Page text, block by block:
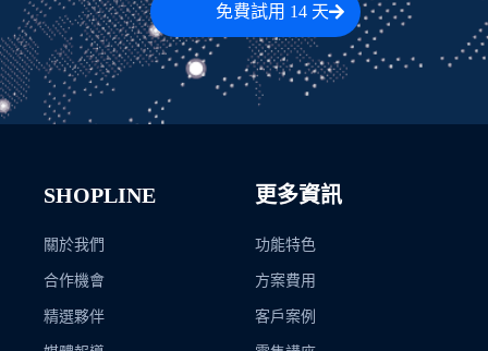
免費試用 14 天
SHOPLINE
關於我們
合作機會
精選夥伴
更多資訊
功能特色
方案費用
客戶案例